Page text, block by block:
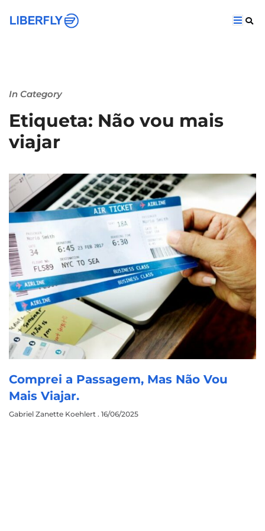
In Category
Etiqueta: Não vou mais
viajar
Comprei a Passagem, Mas Não Vou
Mais Viajar.
Gabriel Zanette Koehlert 16/06/2025